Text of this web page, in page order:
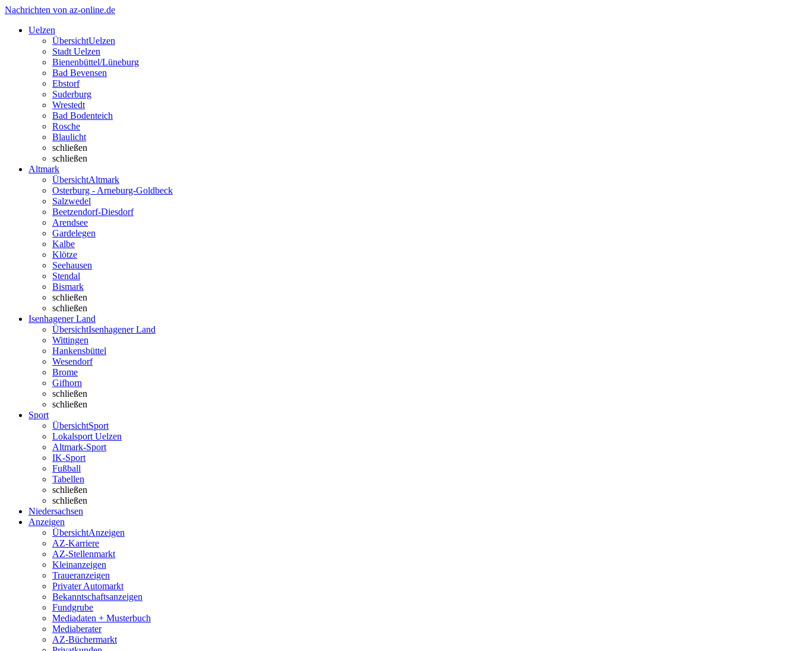
Nachrichten von az-online.de
Uelzen
ÜbersichtUelzen
Stadt Uelzen
Bienenbüttel/Lüneburg
Bad Bevensen
Ebstorf
Suderburg
Wrestedt
Bad Bodenteich
Rosche
Blaulicht
schließen
schließen
Altmark
ÜbersichtAltmark
Osterburg - Arneburg-Goldbeck
Salzwedel
Beetzendorf-Diesdorf
Arendsee
Gardelegen
Kalbe
Klötze
Seehausen
Stendal
Bismark
schließen
schließen
Isenhagener Land
ÜbersichtIsenhagener Land
Wittingen
Hankensbüttel
Wesendorf
Brome
Gifhorn
schließen
schließen
Sport
ÜbersichtSport
Lokalsport Uelzen
Altmark-Sport
IK-Sport
Fußball
Tabellen
schließen
schließen
Niedersachsen
Anzeigen
ÜbersichtAnzeigen
AZ-Karriere
AZ-Stellenmarkt
Kleinanzeigen
Traueranzeigen
Privater Automarkt
Bekanntschaftsanzeigen
Fundgrube
Mediadaten + Musterbuch
Mediaberater
AZ-Büchermarkt